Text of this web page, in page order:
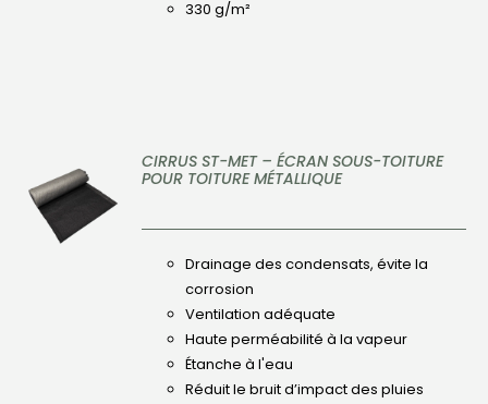
330 g/m²
DÉTAILS
CIRRUS ST-MET – ÉCRAN SOUS-TOITURE
POUR TOITURE MÉTALLIQUE
Drainage des condensats, évite la
corrosion
Ventilation adéquate
Haute perméabilité à la vapeur
Étanche à l'eau
Réduit le bruit d’impact des pluies